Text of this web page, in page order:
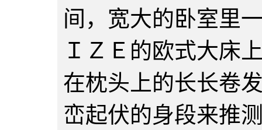
间，宽大的卧室里
ＩＺＥ的欧式大床
在枕头上的长长卷
峦起伏的身段来推